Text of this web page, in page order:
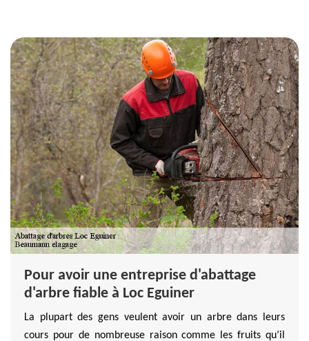
Pour avoir une entreprise d'abattage
d'arbre fiable à Loc Eguiner
La plupart des gens veulent avoir un arbre dans leurs
cours pour de nombreuse raison comme les fruits qu’il